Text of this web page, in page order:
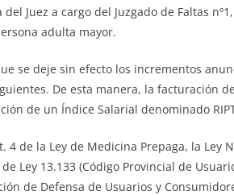
Juez a cargo del Juzgado de Faltas
adulta mayor.
se deje sin efecto los incrementos
De esta manera, la facturación
de un Índice Salarial denominado
de la Ley de Medicina Prepaga, la Ley
Ley 13.133 (Código Provincial de
de Defensa de Usuarios y